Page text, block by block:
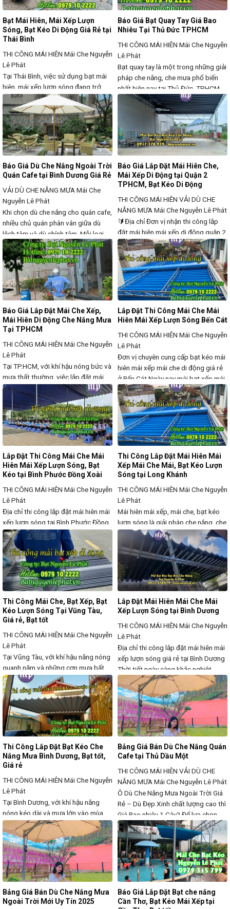
giúp
khu
Bạt Mái Hiên, Mái Xếp Lượn
Sóng, Bạt Kéo Di Động Giá Rẻ tại
Thái Bình
THI CÔNG MÁI HIÊN Mái Che Nguyễn
Lê Phát
Tại Thái Bình, việc sử dụng bạt mái
hiên, mái xếp lượn sóng đang trở
thành xu hướng phổ biến cho nhà ở,
quán cà phê, nhà hàng, khu vui chơi
nhờ sự linh hoạt, thẩm mỹ và độ bền
cao. Với thiết kế kéo ra – thu vào dễ
dàng, mái xếp lượn sóng
Báo Giá Bạt Quay Tay Giá Bao
Nhiêu Tại Thủ Đức TPHCM
THI CÔNG MÁI HIÊN Mái Che Nguyễn
Lê Phát
Bạt quay tay là một trong những giải
pháp che nắng, che mưa phổ biến
nhất hiện nay tại Thủ Đức, TPHCM.
Với thiết kế đơn giản, tiện lợi và giá
thành hợp lý, sản phẩm này đã trở
thành sự lựa chọn hàng đầu cho các
hộ gia đình, cửa hàng và doanh
nghiệp.
Báo Giá Dù Che Nắng Ngoài Trời
Quán Cafe tại Bình Dương Giá Rẻ
VẢI DÙ CHE NẮNG MƯA Mái Che
Nguyễn Lê Phát
Khi chọn dù che nắng cho quán cafe,
nhiều chủ quán phân vân giữa dù
lệch tâm và dù chính tâm. Mỗi loại
đều có ưu điểm riêng, phù hợp với
từng không gian sử dụng. Dù lệch
tâm vuông và tròn: Thiết kế hiện đại,
trụ lệch giúp tối ưu không gian, tạo
lối
Báo Giá Lắp Đặt Mái Hiên Che,
Mái Xếp Di Động tại Quận 2
TPHCM, Bạt Kéo Di Động
THI CÔNG MÁI HIÊN VẢI DÙ CHE
NẮNG MƯA Mái Che Nguyễn Lê Phát
🔰Địa chỉ Đơn vị nhận thi công lắp
đặt mái hiên mái xếp di động quận 2
Quý khách có nhu cầu Lắp đặt mái
che xếp, mái hiên di động giá rẻ tại
Quận 2 TPHCM nhưng vẫn chưa tìm
được đơn vị tư vấn lắp đặt nào ưng
ý? Nhu cầu sử dụng các
Báo Giá Lắp Đặt Mái Che Xếp,
Mái Hiên Di Động Che Nắng Mưa
Tại TPHCM
THI CÔNG MÁI HIÊN Mái Che Nguyễn
Lê Phát
Tại TP.HCM, với khí hậu nóng bức và
mưa thất thường, việc lắp đặt mái
che xếp, mái hiên di động là giải
pháp hoàn hảo giúp che nắng, che
mưa linh hoạt, bảo vệ không gian
ngoài trời mà vẫn đảm bảo sự thông
thoáng, thẩm mỹ. Chúng tôi chuyên
cung cấp mái che
Lắp Đặt Thi Công Mái Che Mái
Hiên Mái Xếp Lượn Sóng Bến Cát
THI CÔNG MÁI HIÊN Mái Che Nguyễn
Lê Phát
Đơn vị chuyên cung cấp bạt kéo mái
hiên mái xếp mái che di động giá rẻ
ở Bến Cát Ngày nay mái bạt xếp mái
hiên che nắng mưa(mái xếp di động)
được sử dụng rộng rãi ở hầu hết các
địa điểm như nhà phố, quán ăn, quán
nhậu, quán cafe, khu vui
Lắp Đặt Thi Công Mái Che Mái
Hiên Mái Xếp Lượn Sóng, Bạt
Kéo tại Bình Phước Đồng Xoài
THI CÔNG MÁI HIÊN Mái Che Nguyễn
Lê Phát
Địa chỉ thi công lắp đặt mái hiên mái
xếp lượn sóng tại Bình Phước Đồng
Xoài Hiện khách hàng đang ở khu
vực Bình Phước Đồng Xoài đang có
nhu cầu muốn tìm đơn vị địa chỉ thi
công lắp đặt mái xếp giá rẻ thì ở đây
Mái Hiên Che Nắng chuyên nhận
Thi Công Lắp Đặt Mái Hiên Mái
Xếp Mái Che Mái, Bạt Kéo Lượn
Sóng tại Long Khánh
THI CÔNG MÁI HIÊN Mái Che Nguyễn
Lê Phát
Mái hiên mái xếp, mái che, bạt kéo
lượn sóng là giải pháp che nắng, che
mưa hiệu quả, giúp bảo vệ không
gian ngoài trời mà vẫn đảm bảo sự
thông thoáng, thẩm mỹ. Với thiết kế
linh hoạt, kéo thả dễ dàng, sản phẩm
này được ứng dụng rộng rãi cho
quán cà
Thi Công Mái Che, Bạt Xếp, Bạt
Kéo Lượn Sóng Tại Vũng Tàu,
Giá rẻ, Bạt tốt
THI CÔNG MÁI HIÊN Mái Che Nguyễn
Lê Phát
Tại Vũng Tàu, với khí hậu nắng nóng
quanh năm và những cơn mưa bất
chợt, việc lắp đặt mái hiên, mái xếp,
mái che, mái bạt kéo lượn sóng là
giải pháp tối ưu giúp bảo vệ không
gian, che nắng mưa hiệu quả mà vẫn
giữ được sự thông thoáng. Chúng
tôi chuyên
Lắp Đặt Mái Hiên Mái Che Mái
Xếp Lượn Sóng tại Bình Dương
THI CÔNG MÁI HIÊN Mái Che Nguyễn
Lê Phát
Địa chỉ thi công lắp đặt mái hiên mái
xếp lượn sóng giá rẻ tại Bình Dương
Thời tiết ngày càng khắc nghiệt
khiến bạn thật phiền toái khi vừa
nắng đó lại ào một cơn mưa qua làm
ướt hết hay đơn giản hơn là giữa trời
nắng oi bức mà ngôi nhà của
Thi Công Lắp Đặt Bạt Kéo Che
Nắng Mưa Bình Dương, Bạt tốt,
Giá rẻ
THI CÔNG MÁI HIÊN Mái Che Nguyễn
Lê Phát
Tại Bình Dương, với khí hậu nắng
nóng kéo dài và mưa lớn vào mùa
mưa, việc thi công lắp đặt bạt kéo
che nắng mưa là giải pháp bảo vệ
không gian hiệu quả, giúp che chắn
tối đa mà vẫn giữ được sự thông
thoáng. Đây là lựa chọn lý tưởng cho
nhà
Bảng Giá Bán Dù Che Nắng Quán
Cafe tại Thủ Dầu Một
THI CÔNG MÁI HIÊN VẢI DÙ CHE
NẮNG MƯA Mái Che Nguyễn Lê Phát
Ô Dù Che Nắng Mưa Ngoài Trời Giá
Rẻ – Dù Đẹp Xinh chất lượng cao thì
Giá Bao nhiêu 1 Cây? Để lựa chọn
một địa chỉ cung cấp các mẫu dù
che nắng mưa ngoài trời giá rẻ chất
lượng tại thủ dầu một?, khách hàng
không thể bỏ qua Xưởng dù che
Bảng Giá Bán Dù Che Nắng Mưa
Ngoài Trời Mới Uy Tín 2025
Báo Giá Lắp Đặt Bạt che nắng
Cần Thơ, Bạt Kéo Mái Xếp tại